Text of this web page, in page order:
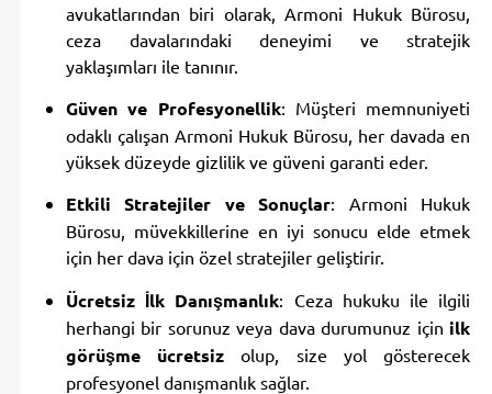
avukatlarından biri olarak, Armoni Hukuk Bürosu,
ceza davalarındaki deneyimi ve stratejik
yaklaşımları ile tanınır.
Güven ve Profesyonellik: Müşteri memnuniyeti
odaklı çalışan Armoni Hukuk Bürosu, her davada en
yüksek düzeyde gizlilik ve güveni garanti eder.
Etkili Stratejiler ve Sonuçlar: Armoni Hukuk
Bürosu, müvekkillerine en iyi sonucu elde etmek
için her dava için özel stratejiler geliştirir.
Ücretsiz İlk Danışmanlık: Ceza hukuku ile ilgili
herhangi bir sorunuz veya dava durumunuz için ilk
görüşme ücretsiz olup, size yol gösterecek
profesyonel danışmanlık sağlar.